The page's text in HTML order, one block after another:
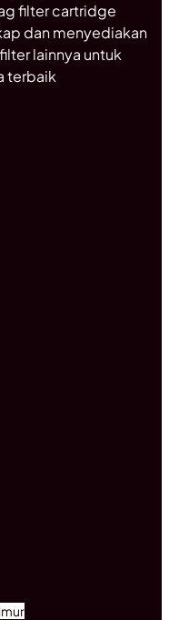
filter cartridge
dan menyediakan
lainnya untuk
terbaik